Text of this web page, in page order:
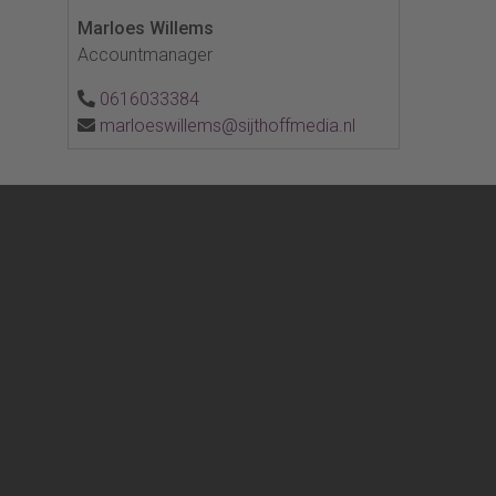
Marloes Willems
Accountmanager
0616033384
marloeswillems@sijthoffmedia.nl